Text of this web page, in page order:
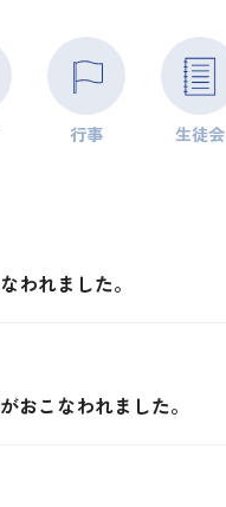
行事 生徒会
われました。
おこなわれました。